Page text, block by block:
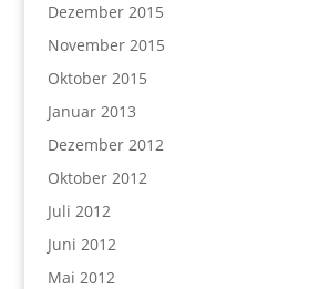
Dezember 2015
November 2015
Oktober 2015
Januar 2013
Dezember 2012
Oktober 2012
Juli 2012
Juni 2012
Mai 2012